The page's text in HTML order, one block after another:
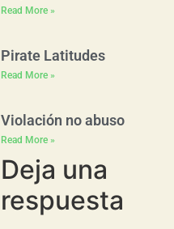
Read More »
Pirate Latitudes
Read More »
Violación no abuso
Read More »
Deja una
respuesta